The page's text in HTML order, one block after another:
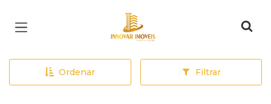
Página inicial
Ordenar Filtrar